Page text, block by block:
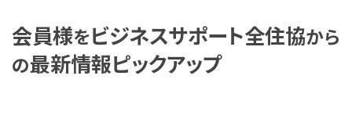
会員様をビジネスサポート全住協から
の最新情報ピックアップ